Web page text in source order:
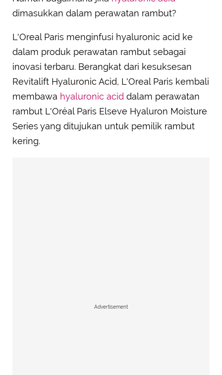
dimasukkan dalam perawatan rambut?
L'Oreal Paris menginfusi hyaluronic acid ke
dalam produk perawatan rambut sebagai
inovasi terbaru. Berangkat dari kesuksesan
Revitalift Hyaluronic Acid, L'Oreal Paris kembali
membawa hyaluronic acid dalam perawatan
rambut L'Oréal Paris Elseve Hyaluron Moisture
Series yang ditujukan untuk pemilik rambut
kering.
Advertisement